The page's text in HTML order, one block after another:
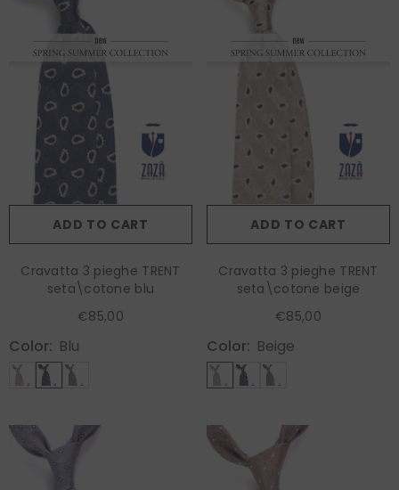
ADD TO CART
Cravatta 3 pieghe TRENT
seta\cotone blu
€85,00
Color: Blu
ADD TO CART
Cravatta 3 pieghe TRENT
seta\cotone beige
€85,00
Color: Beige